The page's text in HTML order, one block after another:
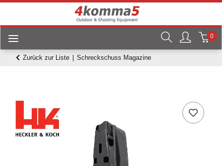
0
Zurück zur Liste Schreckschuss Magazine